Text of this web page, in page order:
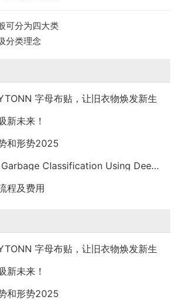
可分为四大类
分类理念
字母布贴，让旧衣物焕发新生
新未来！
和形势2025
Introduction to Garbage Classification Using Deep Learning
程及费用
字母布贴，让旧衣物焕发新生
新未来！
和形势2025